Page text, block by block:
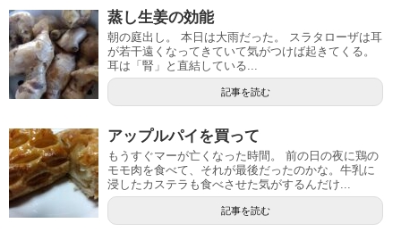
蒸し生姜の効能
朝の庭出し。 本日は大雨だった。 スラタローザは耳
が若干遠くなってきていて気がつけば起きてくる。
耳は「腎」と直結している...
記事を読む
アップルパイを買って
もうすぐマーが亡くなった時間。 前の日の夜に鶏の
モモ肉を食べて、それが最後だったのかな。牛乳に
浸したカステラも食べさせた気がするんだけ...
記事を読む